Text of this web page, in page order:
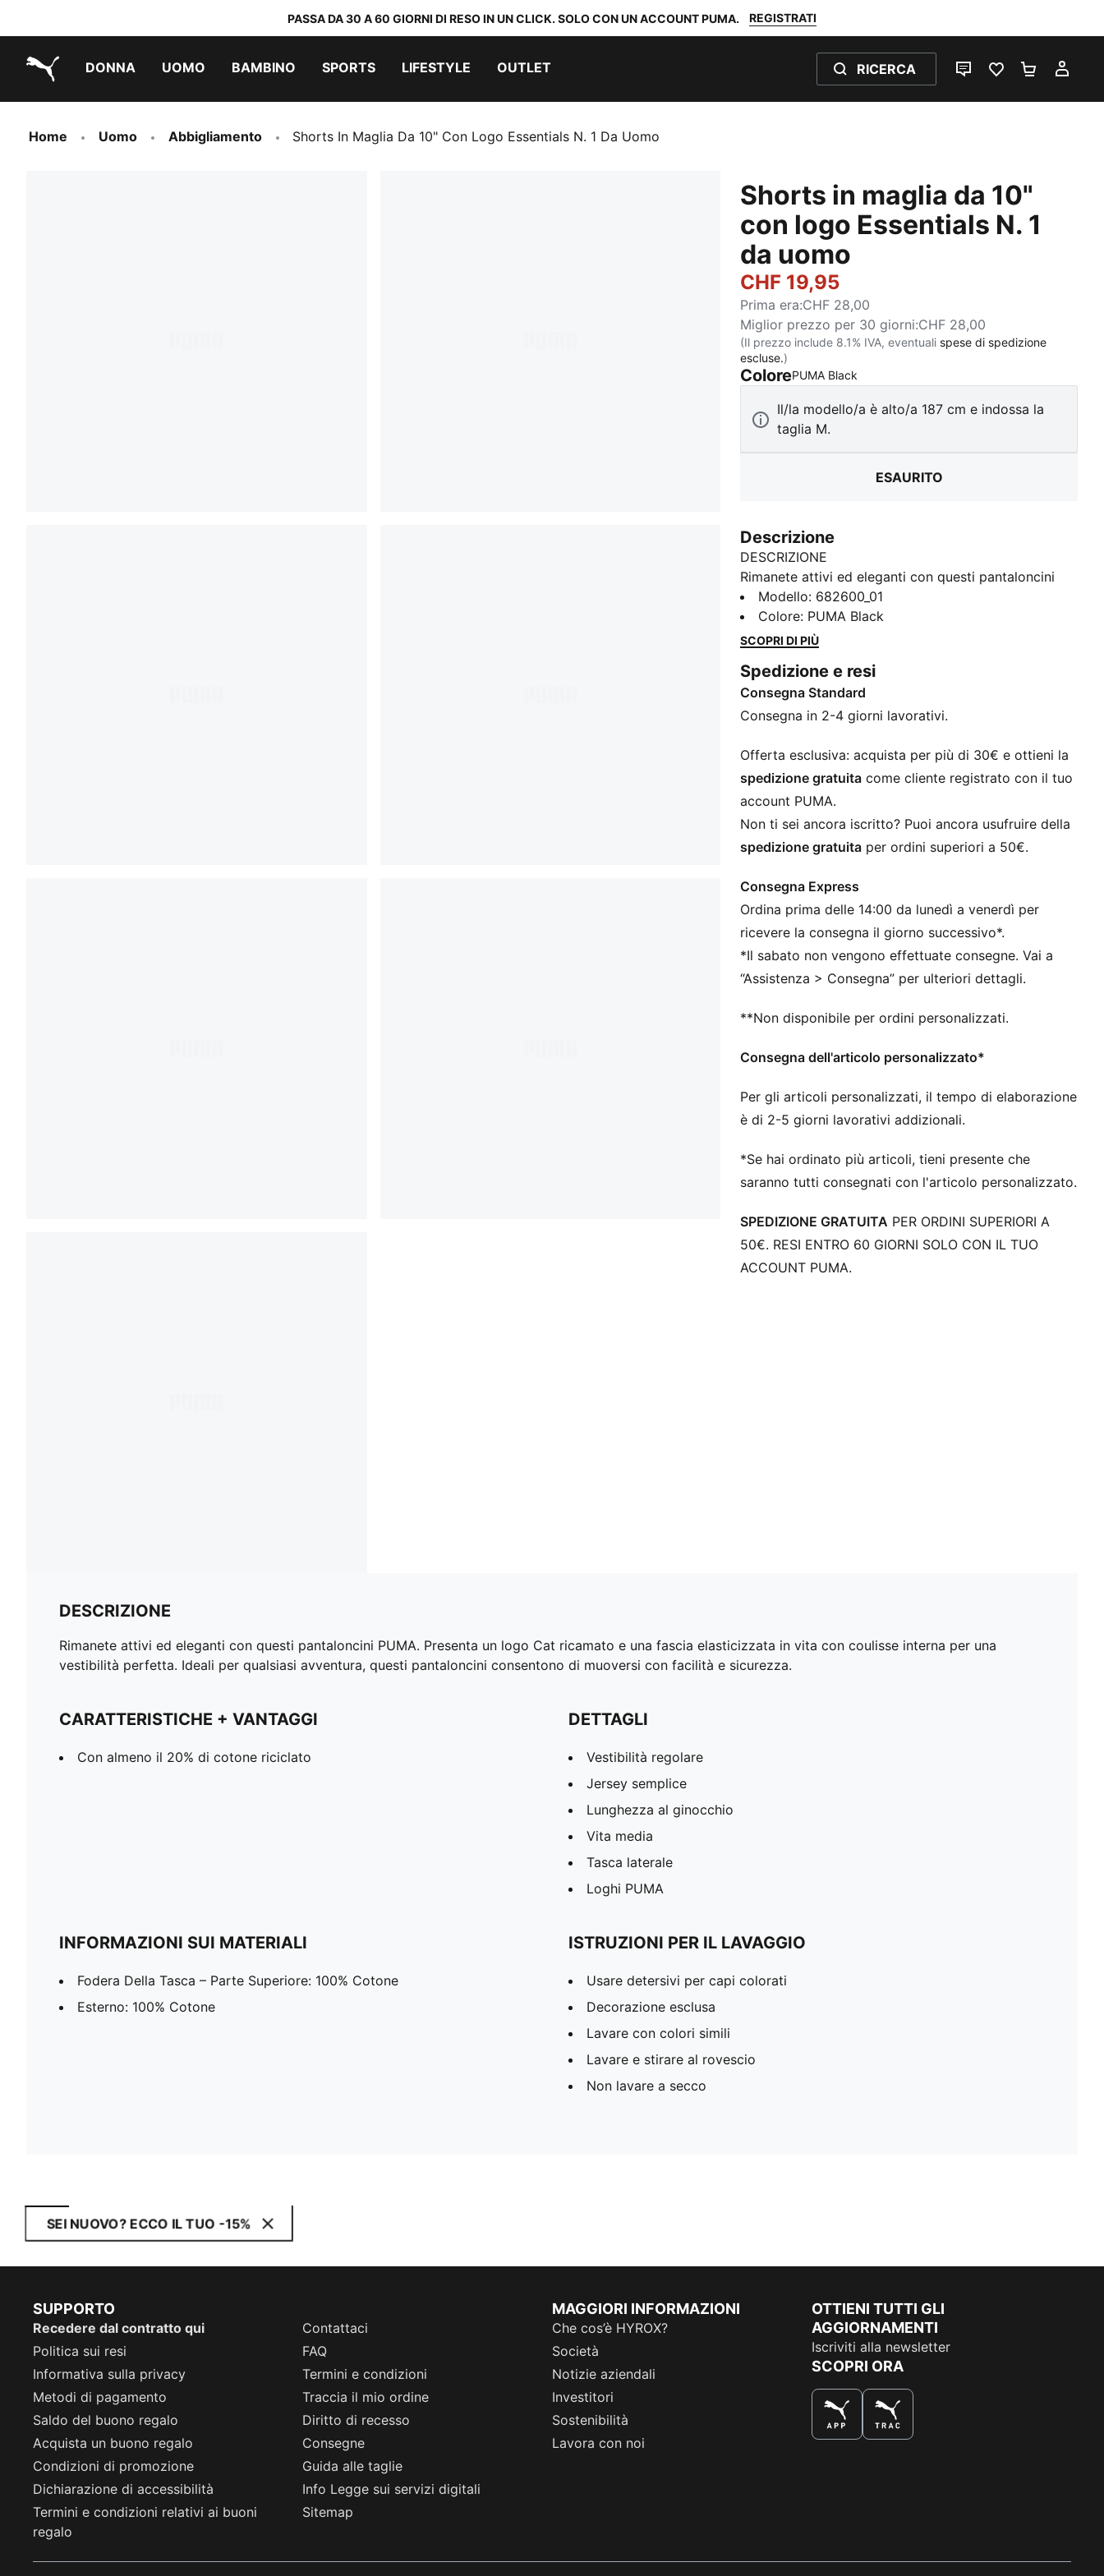
PASSA DA 30 A 60 GIORNI DI RESO IN UN CLICK. SOLO CON UN ACCOUNT PUMA. REGISTRATI
DONNA UOMO BAMBINO SPORTS LIFESTYLE OUTLET RICERCA
CHAT PREFERITI 0
Home Uomo Abbigliamento Shorts In Maglia Da 10" Con Logo Essentials N. 1 Da Uomo
Shorts in maglia da 10"
con logo Essentials N. 1
da uomo
CHF 19,95
Prima era:CHF 28,00
Miglior prezzo per 30 giorni:CHF 28,00
(Il prezzo include 8.1% IVA, eventuali spese di spedizione
escluse.)
ColorePUMA Black
Il/la modello/a è alto/a 187 cm e indossa la
taglia M.
ESAURITO
Descrizione
DESCRIZIONE
Rimanete attivi ed eleganti con questi pantaloncini
PUMA. Presenta un logo Cat ricamato e una fascia
elasticizzata in vita con coulisse interna per una
vestibilità perfetta. Ideali per qualsiasi avventura,
facilità e sicurezza.
CARATTERISTICHE + VANTAGGI
Con almeno il 20% di cotone riciclato
Vestibilità regolare
Jersey semplice
Lunghezza al ginocchio
Tasca laterale
Loghi PUMA
Modello: 682600_01
Colore: PUMA Black
SCOPRI DI PIÙ
Spedizione e resi
Consegna Standard
Consegna in 2-4 giorni lavorativi.
Offerta esclusiva: acquista per più di 30€ e ottieni la
spedizione gratuita come cliente registrato con il tuo
account PUMA.
Non ti sei ancora iscritto? Puoi ancora usufruire della
spedizione gratuita per ordini superiori a 50€.
Consegna Express
Ordina prima delle 14:00 da lunedì a venerdì per
ricevere la consegna il giorno successivo*.
*Il sabato non vengono effettuate consegne. Vai a
“Assistenza > Consegna” per ulteriori dettagli.
**Non disponibile per ordini personalizzati.
Consegna dell'articolo personalizzato*
Per gli articoli personalizzati, il tempo di elaborazione
è di 2-5 giorni lavorativi addizionali.
*Se hai ordinato più articoli, tieni presente che
saranno tutti consegnati con l'articolo personalizzato.
SPEDIZIONE GRATUITA PER ORDINI SUPERIORI A
50€. RESI ENTRO 60 GIORNI SOLO CON IL TUO
ACCOUNT PUMA.
DESCRIZIONE
Rimanete attivi ed eleganti con questi pantaloncini PUMA. Presenta un logo Cat ricamato e una fascia elasticizzata in vita con coulisse interna per una
vestibilità perfetta. Ideali per qualsiasi avventura, questi pantaloncini consentono di muoversi con facilità e sicurezza.
CARATTERISTICHE + VANTAGGI
Con almeno il 20% di cotone riciclato
DETTAGLI
Vestibilità regolare
Jersey semplice
Lunghezza al ginocchio
Vita media
Tasca laterale
Loghi PUMA
INFORMAZIONI SUI MATERIALI
Fodera Della Tasca – Parte Superiore: 100% Cotone
Esterno: 100% Cotone
ISTRUZIONI PER IL LAVAGGIO
Usare detersivi per capi colorati
Decorazione esclusa
Lavare con colori simili
Lavare e stirare al rovescio
Non lavare a secco
SEI NUOVO? ECCO IL TUO -15%
SUPPORTO
Recedere dal contratto qui
Contattaci
Politica sui resi
FAQ
Informativa sulla privacy
Termini e condizioni
Metodi di pagamento
Traccia il mio ordine
Saldo del buono regalo
Diritto di recesso
Acquista un buono regalo
Consegne
Condizioni di promozione
Guida alle taglie
Dichiarazione di accessibilità
Info Legge sui servizi digitali
Termini e condizioni relativi ai buoni
regalo
Sitemap
MAGGIORI INFORMAZIONI
Che cos’è HYROX?
Società
Notizie aziendali
Investitori
Sostenibilità
Lavora con noi
OTTIENI TUTTI GLI
AGGIORNAMENTI
Iscriviti alla newsletter
SCOPRI ORA